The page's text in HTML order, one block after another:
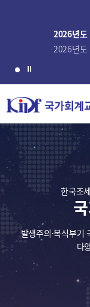
2026년도
2026년도
한국조
발생주의·복식부기
다